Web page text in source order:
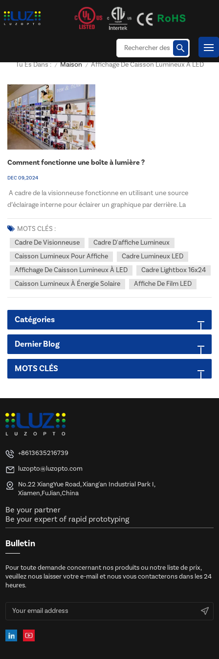
Tu Es Dans : / Maison / Affichage De Caisson Lumineux À LED
Comment fonctionne une boîte à lumière ?
DEC 09, 2024
A cadre de la visionneuse fonctionne en utilisant une source
d’éclairage interne pour éclairer un graphique par derrière. La
structure de base d'un cadre d'affiche lumineux se compose d'un
cadre extérieur et d'un panneau translucide qui contient le
graphique. Il existe deux types courants d...
MOTS CLÉS :
Cadre De Visionneuse
Cadre D'affiche Lumineux
Caisson Lumineux Pour Affiche
Cadre Lumineux LED
Affichage De Caisson Lumineux À LED
Cadre Lightbox 16x24
Caisson Lumineux À Énergie Solaire
Affiche De Film LED
Catégories
Dernier Blog
MOTS CLÉS
+8613635216739
luzopto@luzopto.com
No.22 XiangYue Road, Xiang'an Industrial Park I,
Xiamen,FuJian,China
Be your partner
Be your expert of rapid prototyping
Bulletin
Pour toute demande concernant nos produits ou notre liste de prix,
veuillez nous laisser votre e-mail et nous vous contacterons dans les 24
heures.